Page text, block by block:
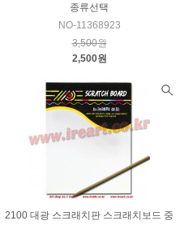
종류선택
NO-11368923
3,500원
2,500원
2100 대광 스크래치판 스크래치보드 중